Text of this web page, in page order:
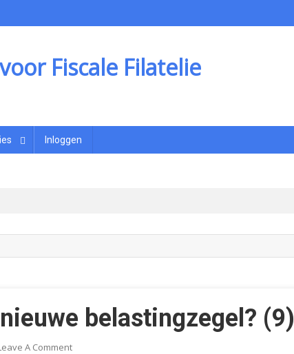
Fiscale Filatelie
Inloggen
belastingzegel? (9)
A CommentOn